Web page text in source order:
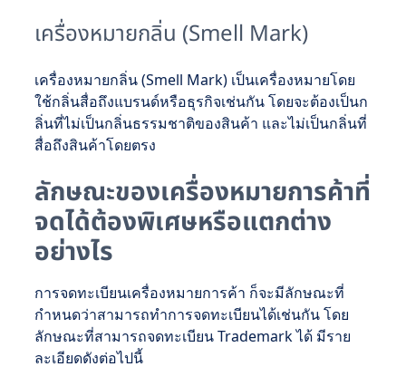
เครื่องหมายกลิ่น (Smell Mark)
เครื่องหมายกลิ่น (Smell Mark) เป็นเครื่องหมายโดย
ใช้กลิ่นสื่อถึงแบรนด์หรือธุรกิจเช่นกัน โดยจะต้องเป็นก
ลิ่นที่ไม่เป็นกลิ่นธรรมชาติของสินค้า และไม่เป็นกลิ่นที่
สื่อถึงสินค้าโดยตรง
ลักษณะของเครื่องหมายการค้าที่
จดได้ต้องพิเศษหรือแตกต่าง
อย่างไร
การจดทะเบียนเครื่องหมายการค้า ก็จะมีลักษณะที่
กำหนดว่าสามารถทำการจดทะเบียนได้เช่นกัน โดย
ลักษณะที่สามารถจดทะเบียน Trademark ได้ มีราย
ละเอียดดังต่อไปนี้